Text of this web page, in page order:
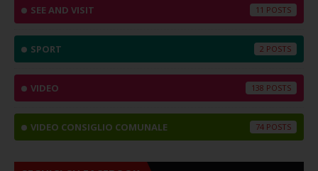
SEE AND VISIT 11
SPORT 2
VIDEO 138
VIDEO CONSIGLIO COMUNALE 74